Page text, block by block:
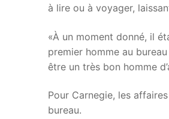
à lire ou à voyager,
«À un moment donné, il
premier homme au
être un très bon homme
Pour Carnegie, les
bureau.